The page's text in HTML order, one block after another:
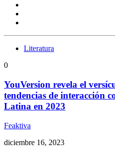
Literatura
0
YouVersion revela el
tendencias de interacción
Latina en 2023
Feaktiva
diciembre 16, 2023